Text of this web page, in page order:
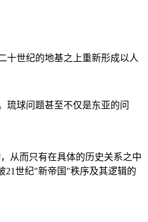
十世纪的地基之上重新形成以人
琉球问题甚至不仅是东亚的问
从而只有在具体的历史关系之中
21世纪"新帝国"秩序及其逻辑的